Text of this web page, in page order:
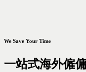
We Save Your Time
一站式海外僱